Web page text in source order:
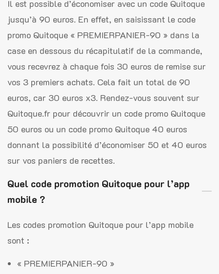
Il est possible d’économiser avec un code Quitoque
jusqu’à 90 euros. En effet, en saisissant le code
promo Quitoque « PREMIERPANIER-90 » dans la
case en dessous du récapitulatif de la commande,
vous recevrez à chaque fois 30 euros de remise sur
vos 3 premiers achats. Cela fait un total de 90
euros, car 30 euros x3. Rendez-vous souvent sur
Quitoque.fr pour découvrir un code promo Quitoque
50 euros ou un code promo Quitoque 40 euros
donnant la possibilité d’économiser 50 et 40 euros
sur vos paniers de recettes.
Quel code promotion Quitoque pour l’app
mobile ?
Les codes promotion Quitoque pour l’app mobile
sont :
« PREMIERPANIER-90 »